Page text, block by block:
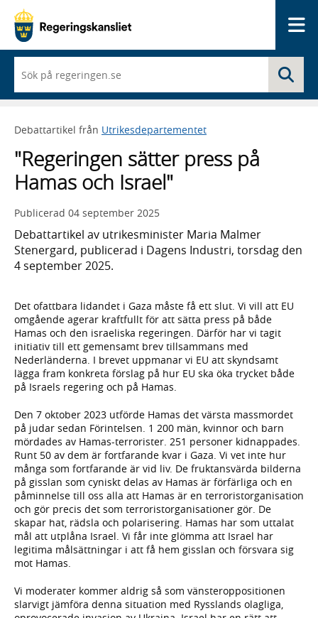
du
börjar
skriva
framträder
lista
med
sökförslag
Debattartikel från Utrikesdepartementet
"Regeringen sätter press på
Hamas och Israel"
Publicerad 04 september 2025
Debattartikel av utrikesminister Maria Malmer
Stenergard, publicerad i Dagens Industri, torsdag den
4 september 2025.
Det ofattbara lidandet i Gaza måste få ett slut. Vi vill att EU
omgående agerar kraftfullt för att sätta press på både
Hamas och den israeliska regeringen. Därför har vi tagit
initiativ till ett gemensamt brev tillsammans med
Nederländerna. I brevet uppmanar vi EU att skyndsamt
lägga fram konkreta förslag på hur EU ska öka trycket både
på Israels regering och på Hamas.
Den 7 oktober 2023 utförde Hamas det värsta massmordet
på judar sedan Förintelsen. 1 200 män, kvinnor och barn
mördades av Hamas-terrorister. 251 personer kidnappades.
Runt 50 av dem är fortfarande kvar i Gaza. Vi vet inte hur
många som fortfarande är vid liv. De fruktansvärda bilderna
på gisslan som cyniskt delas av Hamas är förfärliga och en
påminnelse till oss alla att Hamas är en terroristorganisation
och gör precis det som terroristorganisationer gör. De
skapar hat, rädsla och polarisering. Hamas har som uttalat
mål att utplåna Israel. Vi får inte glömma att Israel har
legitima målsättningar i att få hem gisslan och försvara sig
mot Hamas.
Vi moderater kommer aldrig så som vänsteroppositionen
slarvigt jämföra denna situation med Rysslands olagliga,